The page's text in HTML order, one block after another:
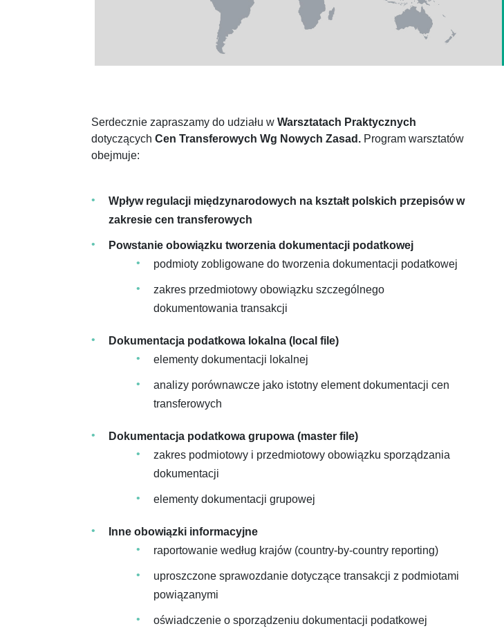
Serdecznie zapraszamy do udziału w Warsztatach Praktycznych
dotyczących Cen Transferowych Wg Nowych Zasad. Program warsztatów
obejmuje:
Wpływ regulacji międzynarodowych na kształt polskich przepisów w
zakresie cen transferowych
Powstanie obowiązku tworzenia dokumentacji podatkowej
podmioty zobligowane do tworzenia dokumentacji podatkowej
zakres przedmiotowy obowiązku szczególnego
dokumentowania transakcji
Dokumentacja podatkowa lokalna (local file)
elementy dokumentacji lokalnej
analizy porównawcze jako istotny element dokumentacji cen
transferowych
Dokumentacja podatkowa grupowa (master file)
zakres podmiotowy i przedmiotowy obowiązku sporządzania
dokumentacji
elementy dokumentacji grupowej
Inne obowiązki informacyjne
raportowanie według krajów (country-by-country reporting)
uproszczone sprawozdanie dotyczące transakcji z podmiotami
powiązanymi
oświadczenie o sporządzeniu dokumentacji podatkowej